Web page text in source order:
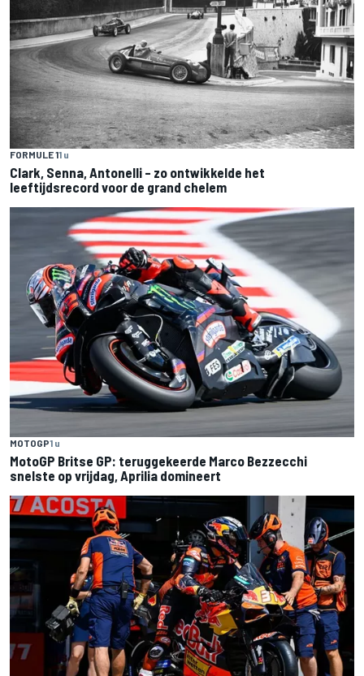
FORMULE 11 u
Clark, Senna, Antonelli – zo ontwikkelde het
leeftijdsrecord voor de grand chelem
MOTOGP1 u
MotoGP Britse GP: teruggekeerde Marco Bezzecchi
snelste op vrijdag, Aprilia domineert